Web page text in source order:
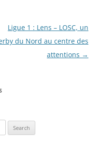
Ligue 1 : Lens – LOSC, un
du Nord au centre des
attentions →